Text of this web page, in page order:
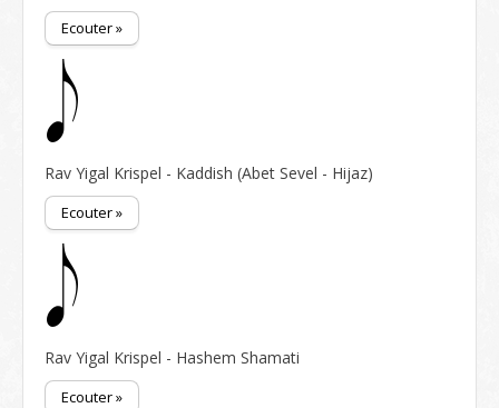
Ecouter »
Rav Yigal Krispel - Kaddish (Abet Sevel - Hijaz)
Ecouter »
Rav Yigal Krispel - Hashem Shamati
Ecouter »